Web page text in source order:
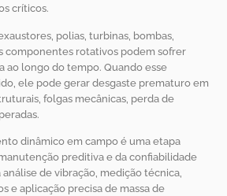
críticos.
polias, turbinas, bombas,
componentes rotativos podem sofrer
ao longo do tempo. Quando esse
ele pode gerar desgaste prematuro em
folgas mecânicas, perda de
dinâmico em campo é uma etapa
preditiva e da confiabilidade
de vibração, medição técnica,
e aplicação precisa de massa de